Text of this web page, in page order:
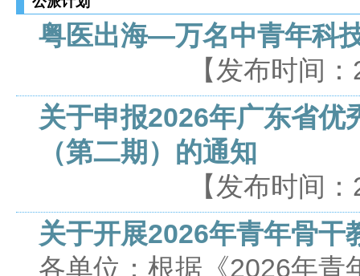
粤医出海—万名中青年科
【发布时间
关于申报2026年广东省优
（第二期）的通知
【发布时间
关于开展2026年青年骨干
各单位：根据《2026年青